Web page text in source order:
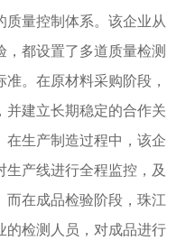
质量控制体系。该企业从
，都设置了多道质量检测
。在原材料采购阶段，
并建立长期稳定的合作关
在生产制造过程中，该企
产线进行全程监控，及
而在成品检验阶段，珠江
的检测人员，对成品进行